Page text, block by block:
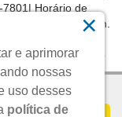
7801| Horário de
8h às 22h30min.
Whallace Daijiro
da
e aprimorar
nossas
uso desses
política de
×